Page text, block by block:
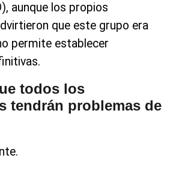
aunque los propios
que este grupo era
permite establecer
todos los
tendrán problemas de